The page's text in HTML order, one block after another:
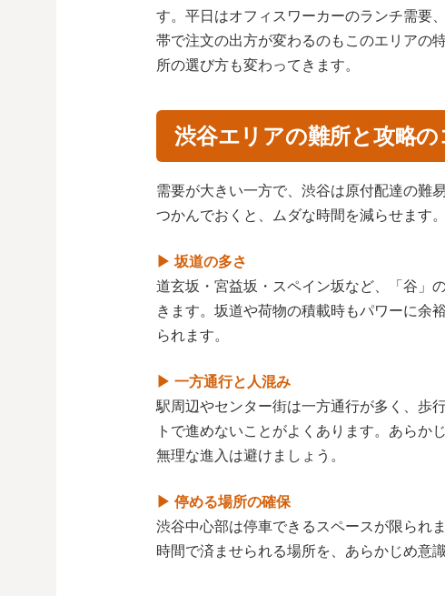
す。平日はオフィスワーカーのランチ需要
帯で注文の出方が変わるのもこのエリアの
所の選び方も変わってきます。
渋谷エリアの難所と攻略の
需要が大きい一方で、渋谷は原付配達の難
つかんでおくと、ムダな時間を減らせます。
▶ 坂道の多さ
道玄坂・宮益坂・スペイン坂など、「谷」
きます。坂道や荷物の積載時もパワーに余
られます。
▶ 一方通行と人混み
駅周辺やセンター街は一方通行が多く、歩
トで進めないことがよくあります。あらか
無理な進入は避けましょう。
▶ 停める場所の確保
渋谷中心部は停車できるスペースが限られ
時間で済ませられる場所を、あらかじめ意